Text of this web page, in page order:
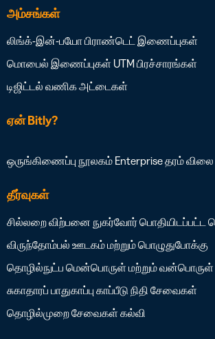
அம்சங்கள்
லிங்க்-இன்-பயோபிராண்டெட் இணைப்புகள்
மொபைல் இணைப்புகள் UTM பிரச்சாரங்கள்
டிஜிட்டல் வணிக அட்டைகள்
ஏன் Bitly?
ஒருங்கிணைப்பு நூலகம் Enterprise தரம்
தீர்வுகள்
சில்லறை விற்பனை நுகர்வோர் பொதியிடப்பட்ட
விருந்தோம்பல் ஊடகம் மற்றும் பொழுதுபோக்கு
தொழில்நுட்ப மென்பொருள் மற்றும் வன்பொருள்
சுகாதாரப் பாதுகாப்பு காப்பீடு நிதி சேவைகள்
தொழில்முறை சேவைகள் கல்வி